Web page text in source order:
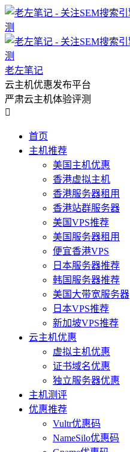
老左笔记
云主机优惠发布平台
严肃云主机体验评测

首页
主机推荐
美国主机优惠
香港虚拟主机
香港服务器租用
香港站群服务器
美国VPS推荐
美国服务器租用
便宜香港VPS
日本服务器推荐
韩国服务器推荐
美国大带宽服务器
日本VPS推荐
新加坡VPS推荐
云主机优惠
虚拟主机优惠
证书域名优惠
独立服务器优惠
主机测评
优惠推荐
Vultr优惠码
NameSilo优惠码